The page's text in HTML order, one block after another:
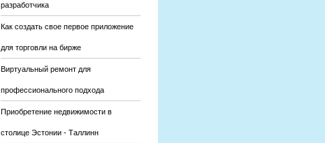
разработчика
Как создать свое первое приложение
для торговли на бирже
Виртуальный ремонт для
профессионального подхода
Приобретение недвижимости в
столице Эстонии - Таллинн